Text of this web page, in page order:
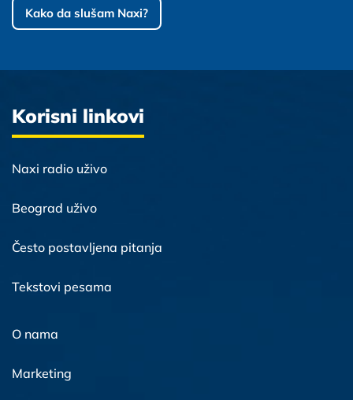
Kako da slušam Naxi?
Korisni linkovi
Naxi radio uživo
Beograd uživo
Često postavljena pitanja
Tekstovi pesama
O nama
Marketing